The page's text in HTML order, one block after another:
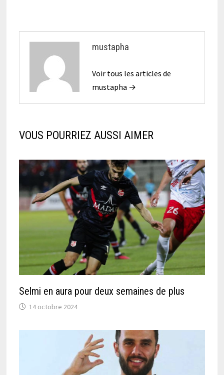
mustapha
Voir tous les articles de
mustapha →
VOUS POURRIEZ AUSSI AIMER
Selmi en aura pour deux semaines de plus
14 octobre 2024